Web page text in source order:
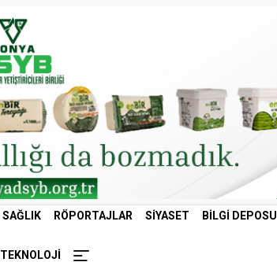
SAĞLIK RÖPORTAJLAR SIYASET BILGI DEPOSU
TEKNOLOJI